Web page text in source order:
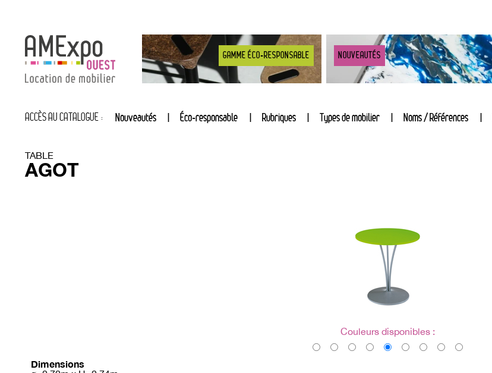
GAMME ÉCO-RESPONSABLE NOUVEAUTÉS
ACCÈS AU CATALOGUE : Nouveautés Éco-responsable Rubriques Types de mobilier Noms / Références
TABLE
AGOT
Couleurs disponibles :
Dimensions